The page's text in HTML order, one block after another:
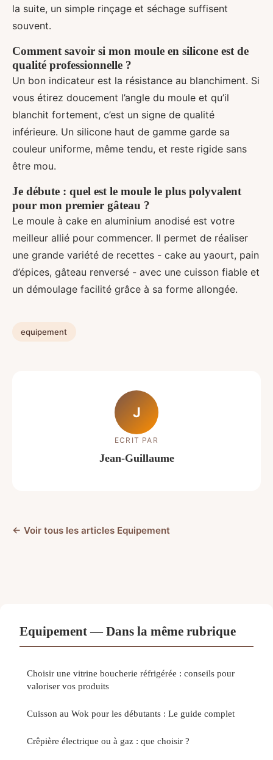
la suite, un simple rinçage et séchage suffisent
souvent.
Comment savoir si mon moule en silicone est de
qualité professionnelle ?
Un bon indicateur est la résistance au blanchiment. Si
vous étirez doucement l’angle du moule et qu’il
blanchit fortement, c’est un signe de qualité
inférieure. Un silicone haut de gamme garde sa
couleur uniforme, même tendu, et reste rigide sans
être mou.
Je débute : quel est le moule le plus polyvalent
pour mon premier gâteau ?
Le moule à cake en aluminium anodisé est votre
meilleur allié pour commencer. Il permet de réaliser
une grande variété de recettes - cake au yaourt, pain
d’épices, gâteau renversé - avec une cuisson fiable et
un démoulage facilité grâce à sa forme allongée.
equipement
J
ECRIT PAR
Jean-Guillaume
← Voir tous les articles Equipement
Equipement — Dans la même rubrique
Choisir une vitrine boucherie réfrigérée : conseils pour
valoriser vos produits
Cuisson au Wok pour les débutants : Le guide complet
Crêpière électrique ou à gaz : que choisir ?